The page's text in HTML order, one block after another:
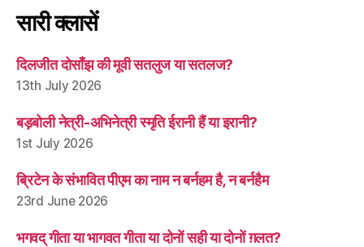
सारी क्लासें
दिलजीत दोसाँझ की मूवी सतलुज या सतलज?
13th July 2026
बड़बोली नेत्री-अभिनेत्री स्मृति ईरानी हैं या इरानी?
1st July 2026
ब्रिटेन के संभावित पीएम का नाम न बर्नहम है, न बर्नहैम
23rd June 2026
भगवद् गीता या भागवत गीता या दोनों सही या दोनों ग़लत?